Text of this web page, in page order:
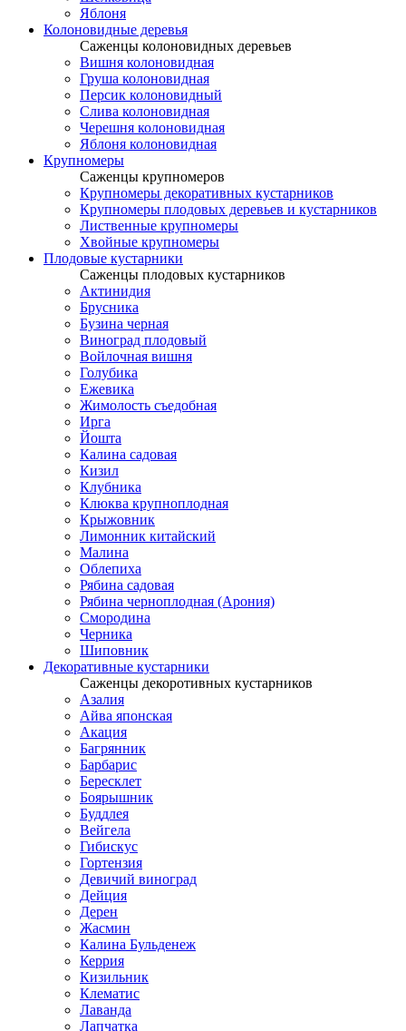
Яблоня
Колоновидные деревья
Саженцы колоновидных деревьев
Вишня колоновидная
Груша колоновидная
Персик колоновидный
Слива колоновидная
Черешня колоновидная
Яблоня колоновидная
Крупномеры
Саженцы крупномеров
Крупномеры декоративных кустарников
Крупномеры плодовых деревьев и кустарников
Лиственные крупномеры
Хвойные крупномеры
Плодовые кустарники
Саженцы плодовых кустарников
Актинидия
Брусника
Бузина черная
Виноград плодовый
Войлочная вишня
Голубика
Ежевика
Жимолость съедобная
Ирга
Йошта
Калина садовая
Кизил
Клубника
Клюква крупноплодная
Крыжовник
Лимонник китайский
Малина
Облепиха
Рябина садовая
Рябина черноплодная (Арония)
Смородина
Черника
Шиповник
Декоративные кустарники
Саженцы декоротивных кустарников
Азалия
Айва японская
Акация
Багрянник
Барбарис
Бересклет
Боярышник
Буддлея
Вейгела
Гибискус
Гортензия
Девичий виноград
Дейция
Дерен
Жасмин
Калина Бульденеж
Керрия
Кизильник
Клематис
Лаванда
Лапчатка